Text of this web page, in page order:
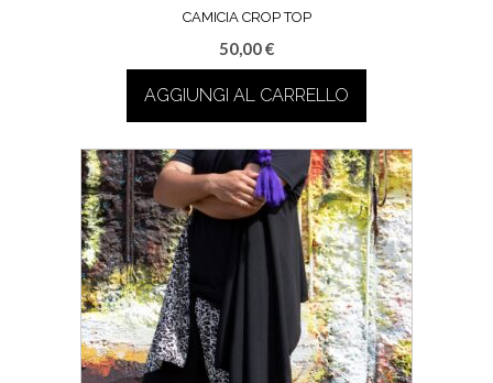
CAMICIA CROP TOP
50,00€
AGGIUNGI AL CARRELLO